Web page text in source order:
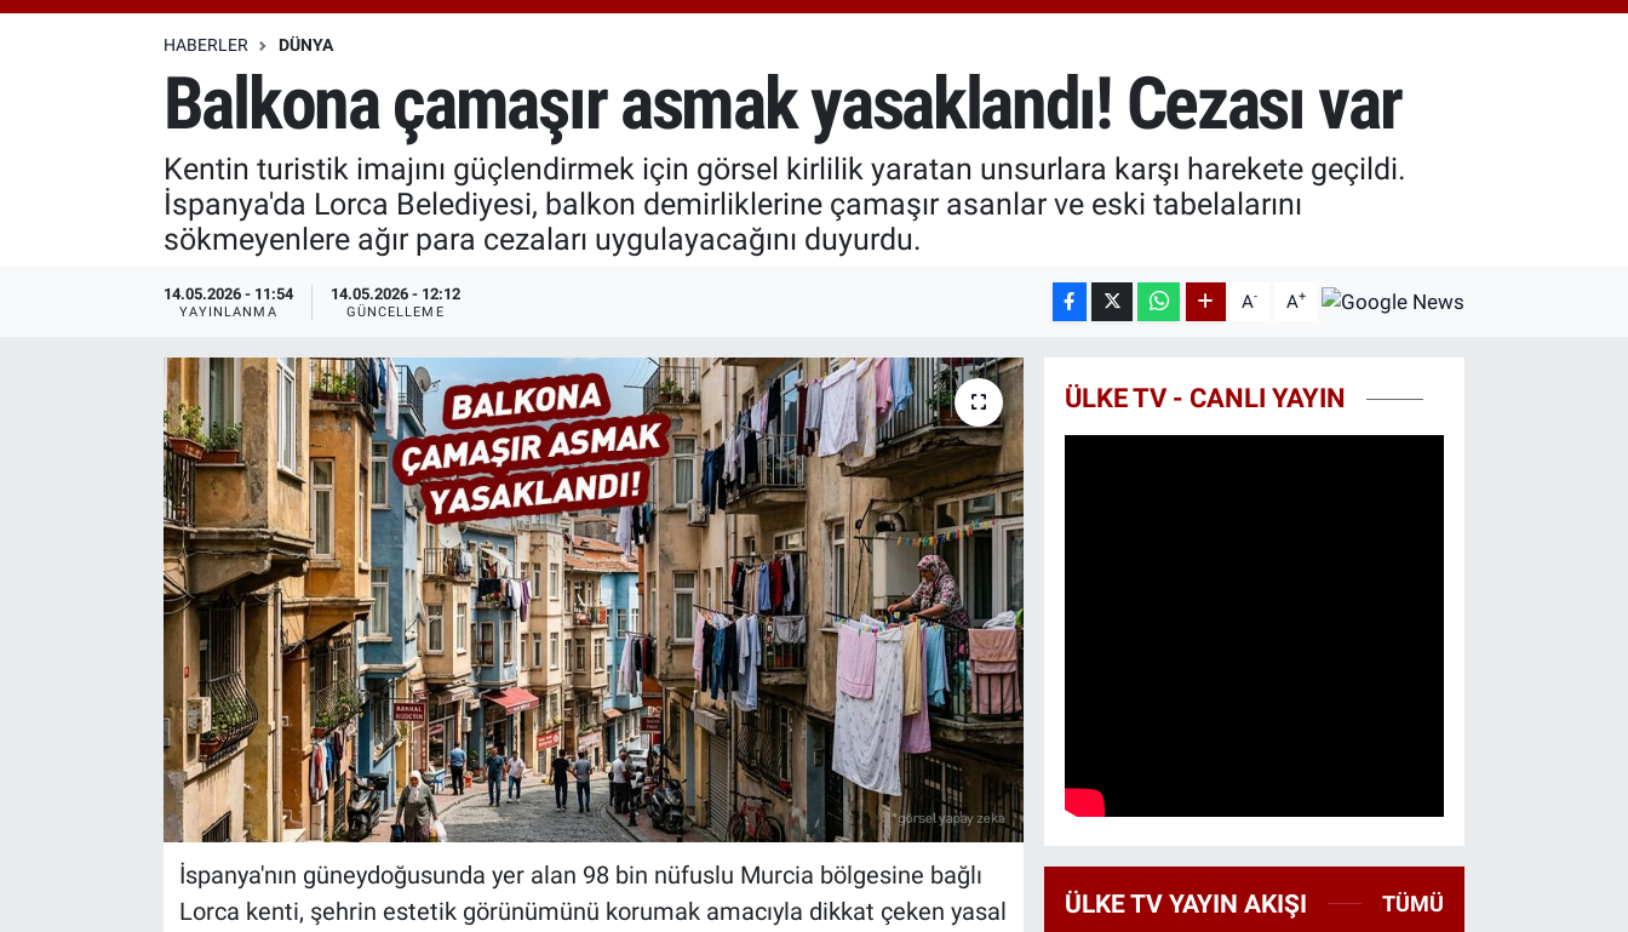
BITCOIN
64.960,21
%0.87
HABERLER DÜNYA
Balkona çamaşır asmak yasaklandı! Cezası var
Kentin turistik imajını güçlendirmek için görsel kirlilik yaratan unsurlara karşı harekete geçildi.
İspanya'da Lorca Belediyesi, balkon demirliklerine çamaşır asanlar ve eski tabelalarını
sökmeyenlere ağır para cezaları uygulayacağını duyurdu.
14.05.2026 - 11:54
YAYINLANMA
14.05.2026 - 12:12
GÜNCELLEME A- A+
İspanya'nın güneydoğusunda yer alan 98 bin nüfuslu Murcia bölgesine bağlı
Lorca kenti, şehrin estetik görünümünü korumak amacıyla dikkat çeken yasal
ÜLKE TV - CANLI YAYIN
ÜLKE TV YAYIN AKIŞI TÜMÜ
Özel Haberler
Özel Haberler
Erişim Bilgileri
Haber Arşivi